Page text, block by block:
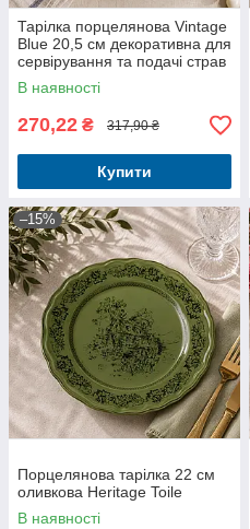
Тарілка порцелянова Vintage
Blue 20,5 см декоративна для
сервірування та подачі страв
В наявності
270,22 ₴ 317,90 ₴
Купити
–15%
Порцелянова тарілка 22 см
оливкова Heritage Toile
В наявності